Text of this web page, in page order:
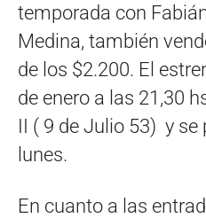
temporada con
Medina, también
de los $2.200. El
de enero a las 21,30
II ( 9 de Julio 53) y
lunes.
En cuanto a las